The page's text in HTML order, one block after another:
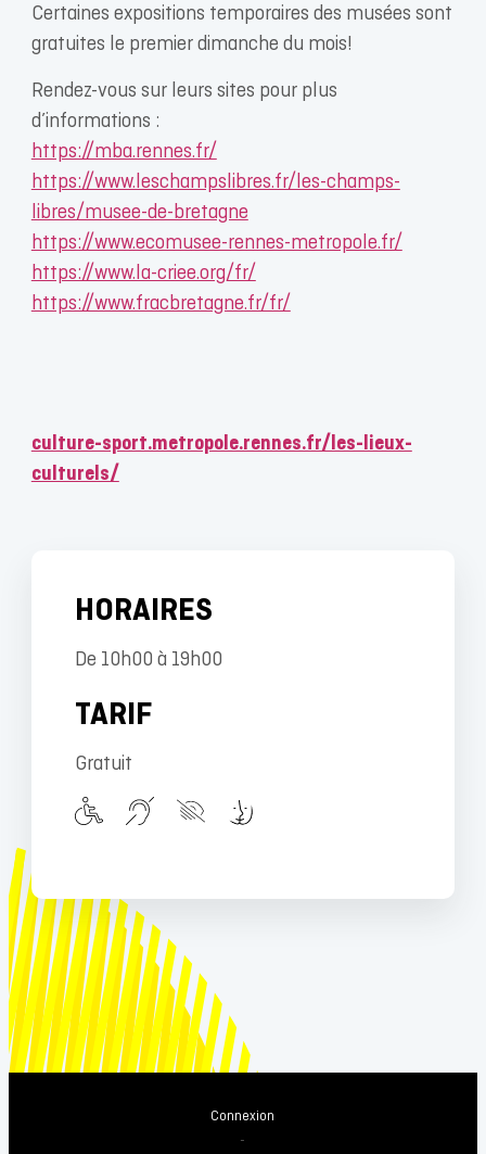
Certaines expositions temporaires des musées sont
gratuites le premier dimanche du mois!
Rendez-vous sur leurs sites pour plus
d’informations :
https://mba.rennes.fr/
https://www.leschampslibres.fr/les-champs-
libres/musee-de-bretagne
https://www.ecomusee-rennes-metropole.fr/
https://www.la-criee.org/fr/
https://www.fracbretagne.fr/fr/
culture-sport.metropole.rennes.fr/les-lieux-
culturels/
HORAIRES
De 10h00 à 19h00
TARIF
Gratuit
Connexion
-